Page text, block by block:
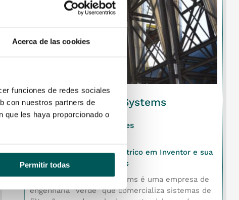
Acerca de las cookies
funciones de redes sociales
con nuestros partners de
que les haya proporcionado o
Permitir todas
Advance Cyclone Systems
Conheça os oradores
Desenho modular paramétrico em Inventor e sua
integração em NavisWorks
A Advanced Cyclone Systems é uma empresa de
engenharia “verde” que comercializa sistemas de